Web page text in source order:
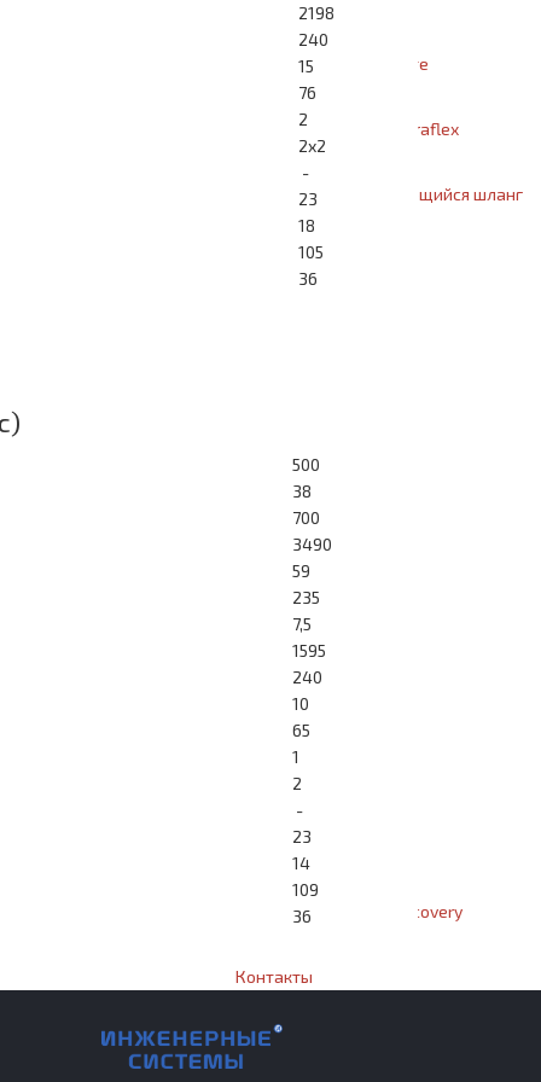
Vroom - шланг в кассете
Шланг-невидимка Retraflex
WallyFlex - растягивающийся шланг
Пневморозетки
Прайс-лист .xls (66kb)
Скачать
Монтаж
Парикмахерская
Как это работает - Discovery
Контакты
2198
240
15
76
2
2х2
-
23
18
105
36
500
38
700
3490
59
235
7,5
1595
240
10
65
1
2
-
23
14
109
36